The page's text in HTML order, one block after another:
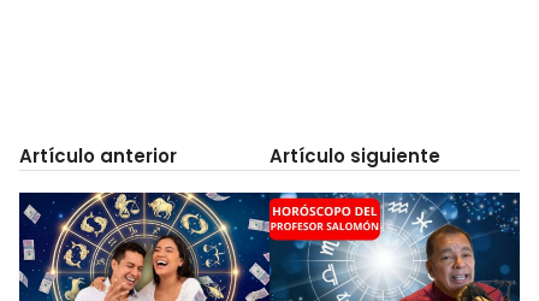
Artículo anterior Artículo siguiente